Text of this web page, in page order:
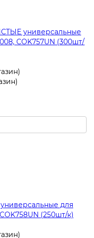
универсальные
COK757UN (300шт/
для
(250шт/к)